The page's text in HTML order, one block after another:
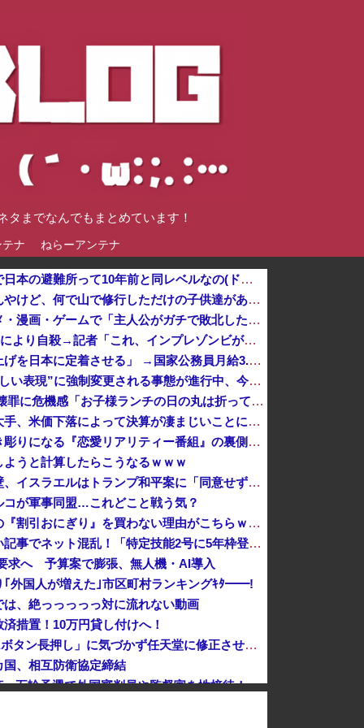
までなんでもまとめています！
テナ ねらーアンテナ
【悲報】韓国人「え待って、何で日本の避難所って10年前と同レベルなの(ドン引き
「あずみ」とかいう漫画読んだんやけど、何で山で修行しただけの子供達があんなに強いんや
【トラウマ】映画・特撮・アニメ・漫画・ゲームで「主人公がガチで敗北した回」と聞いて真っ先に思い浮かぶ
インフルエンサー、Xの誹謗中傷により自殺→記者「これ、インプレゾンビが誹謗中傷の中心じゃね？」→分析していくとヤバイ真実が浮かび上がる他
高市総理「物価上昇を上回る賃上げを日本に定着させる」 →国家公務員月給3.51％増へ 地方公務員も追随する見通し
日本の古典作品が”現代にふさわしい表現”に強制変更される事態が進行中、今の価値観に照らせば……
社民党 福島みずほ党首、国旗損壊罪に危機感「お子様ランチの日の丸は折っても破っても処罰されない、 どうでしょう。本当にそうなのか」
高値で米を大量に仕入れた米卸大手、米価下落によって決算が凄まじいことになっている模様
【悲報】ゆうちゃみの暴露で浮き彫りになる『恋愛リアリティー番組』の裏側がヤバイ・・・・・
うと計算したらこうなるｗｗｗ
アメリカの終戦に立ちはだかる壁、イスラエルはトランプ和平案に「同意せず」！
コが軍事同盟…これどこと戦う気？
【衝撃】ヒコロヒーがコンビニの『割引おにぎり』を買わない理由がこちらｗｗｗｗ
【重要】時事通信の分かりづらい記事でネット混乱！「特定技能2号に5年枠登場」を移民拡大と勘違いし反対パブコメが殺到 ※実際は3年で永住申請できた...
求へ 予算案で膨張、無人機・AI導入
｢外国人が増えた｣市区町村ランキングｷﾀ━━!
は、絶っっっっっ対に流れない動画
措置！10万円貸し付けへ！
【悲報】任天堂キッズさん、「Aボタン長押し」に気づかず任天堂に修正させてしまう
、相互防衛協定締結
【速報】韓国サッカー協会、W杯・五輪予選で外国審判員や監督官を性接待！！！！